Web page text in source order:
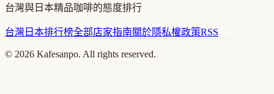
台灣與日本精品咖啡的態度排行
台灣 日本排行榜全部店家指南關於隱私權政策RSS
© 2026 Kafesanpo. All rights reserved.